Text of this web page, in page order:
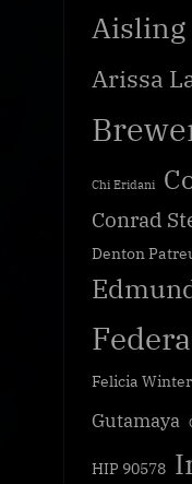
Aisling
Arissa
Chi Eridani
Conrad
Denton
Felicia
Gutamaya
HIP 90578